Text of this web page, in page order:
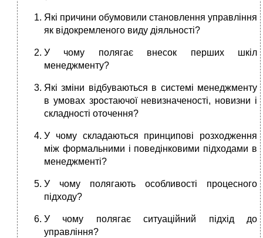
Які причини обумовили становлення управління
як відокремленого виду діяльності?
У чому полягає внесок перших шкіл
менеджменту?
Які зміни відбуваються в системі менеджменту
в умовах зростаючої невизначеності, новизни і
складності оточення?
У чому складаються принципові розходження
між формальними і поведінковими підходами в
менеджменті?
У чому полягають особливості процесного
підходу?
У чому полягає ситуаційний підхід до
управління?